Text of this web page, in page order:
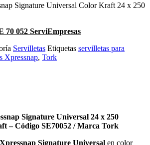
Signature Universal Color Kraft 24 x 250
70 052 ServiEmpresas
Servilletas Etiquetas servilletas para
Xpressnap, Tork
Signature Universal 24 x 250
– Código SE70052 / Marca Tork
Signature Universal en color